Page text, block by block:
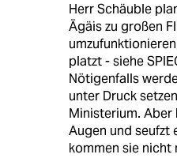
Herr Schäuble
Ägäis zu großen
platzt - siehe
Nötigenfalls
unter Druck
Ministerium. Aber
Augen und seufzt
kommen sie nicht